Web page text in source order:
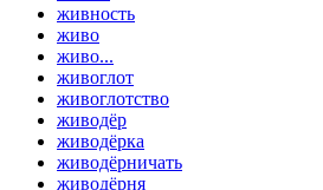
живность
живо
живо...
живоглот
живоглотство
живодёр
живодёрка
живодёрничать
живодёрня